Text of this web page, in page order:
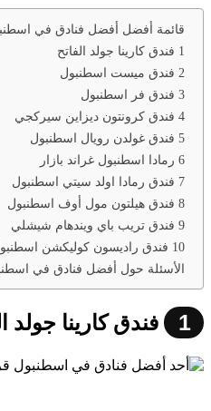
قائمة أفضل أفضل فنادق في
1 فندق كارينا جولد الفاتح
2 فندق ميست اسطنبول
3 فندق فر اسطنبول
4 فندق كرونتون ديزاين سيركجي
5 فندق غولدن رويال اسطنبول
6 رمادا اسطنبول غراند بازار
7 فندق رمادا اولد سيتي اسطنبول
8 فندق هيلتون مول أوف اسطنبول
9 فندق تريب باي ويندهام شيشلي
10 فندق راديسون كوليكشن اسطنبول
الأسئلة حول أفضل فنادق في
1 فندق كارينا جولد